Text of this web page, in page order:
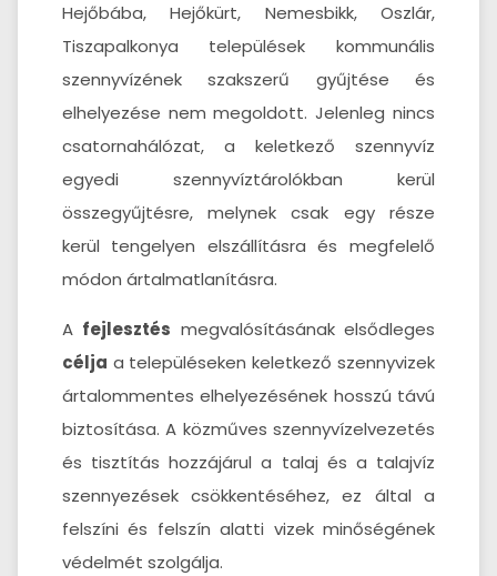
Hejőbába, Hejőkürt, Nemesbikk, Oszlár,
Tiszapalkonya települések kommunális
szennyvízének szakszerű gyűjtése és
elhelyezése nem megoldott. Jelenleg nincs
csatornahálózat, a keletkező szennyvíz
egyedi szennyvíztárolókban kerül
összegyűjtésre, melynek csak egy része
kerül tengelyen elszállításra és megfelelő
módon ártalmatlanításra.
A fejlesztés megvalósításának elsődleges
célja a településeken keletkező szennyvizek
ártalommentes elhelyezésének hosszú távú
biztosítása. A közműves szennyvízelvezetés
és tisztítás hozzájárul a talaj és a talajvíz
szennyezések csökkentéséhez, ez által a
felszíni és felszín alatti vizek minőségének
védelmét szolgálja.